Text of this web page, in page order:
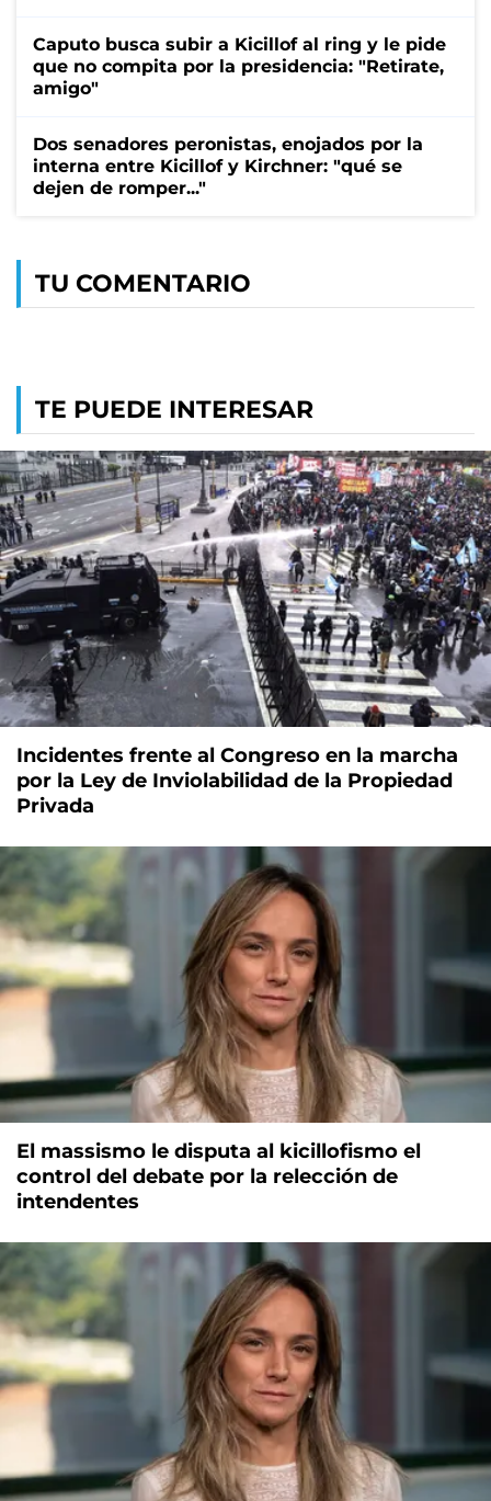
Caputo busca subir a Kicillof al ring y le pide
que no compita por la presidencia: "Retirate,
amigo"
Dos senadores peronistas, enojados por la
interna entre Kicillof y Kirchner: "qué se
dejen de romper..."
TU COMENTARIO
TE PUEDE INTERESAR
Incidentes frente al Congreso en la marcha
por la Ley de Inviolabilidad de la Propiedad
Privada
El massismo le disputa al kicillofismo el
control del debate por la relección de
intendentes